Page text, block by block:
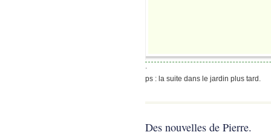
.
ps : la suite dans le jardin plus tard.
Des nouvelles de Pierre.